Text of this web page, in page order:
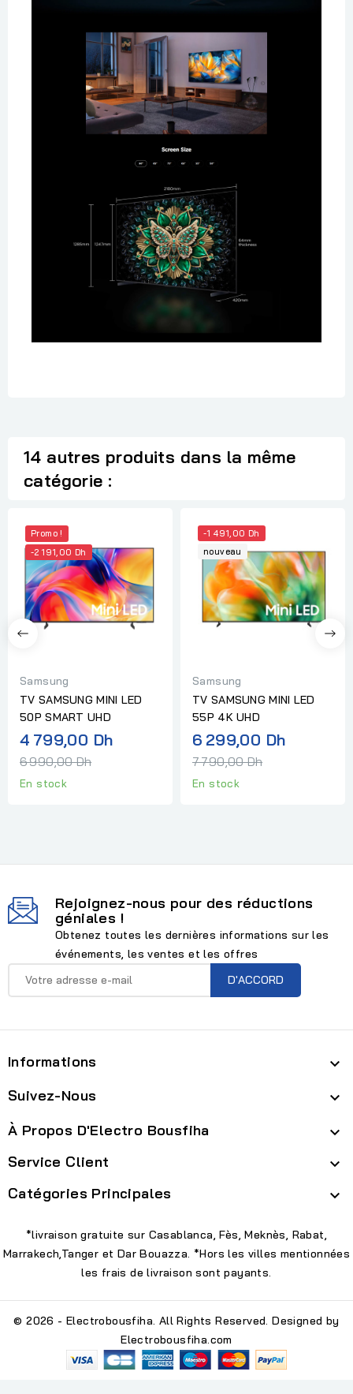
14 autres produits dans la même
catégorie :
Promo !
-2 191,00 Dh
Samsung
TV SAMSUNG MINI LED
50P SMART UHD
4 799,00 DhPrix
6 990,00 Dh
En stock
-1 491,00 Dh
nouveau
Samsung
TV SAMSUNG MINI LED
55P 4K UHD
6 299,00 DhPrix
7 790,00 Dh
En stock
Rejoignez-nous pour des réductions
géniales !
Obtenez toutes les dernières informations sur les
événements, les ventes et les offres
Informations 
Suivez-Nous 
À Propos D'Electro Bousfiha 
Service Client 
Catégories Principales 
*livraison gratuite sur Casablanca, Fès, Meknès, Rabat,
Marrakech,Tanger et Dar Bouazza. *Hors les villes mentionnées
les frais de livraison sont payants.
© 2026 - Electrobousfiha. All Rights Reserved. Designed by
Electrobousfiha.com